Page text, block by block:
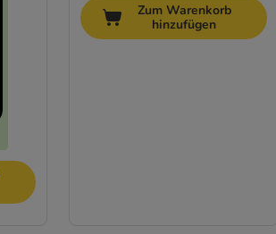
Zum Warenkorb
hinzufügen